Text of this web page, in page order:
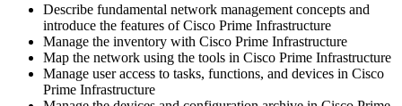
Describe fundamental network management concepts and
introduce the features of Cisco Prime Infrastructure
Manage the inventory with Cisco Prime Infrastructure
Map the network using the tools in Cisco Prime Infrastructure
Manage user access to tasks, functions, and devices in Cisco
Prime Infrastructure